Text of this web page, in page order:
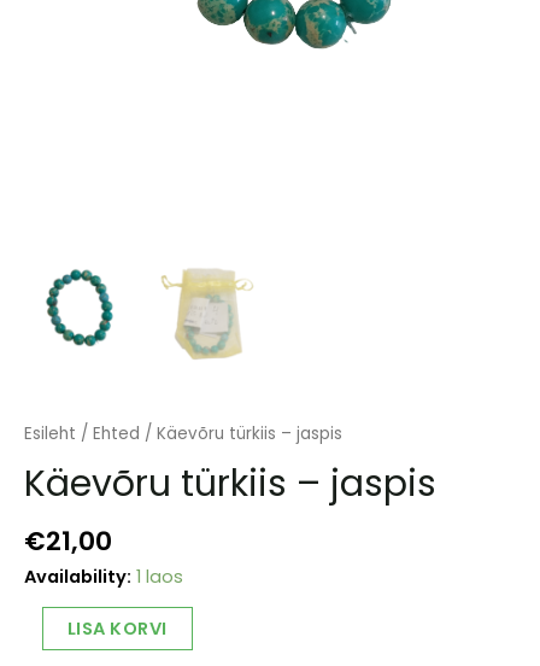
Esileht / Ehted / Käevõru türkiis – jaspis
Käevõru türkiis – jaspis
€21,00
Availability: 1 laos
Käevõru
türkiis
LISA KORVI
Alternative: